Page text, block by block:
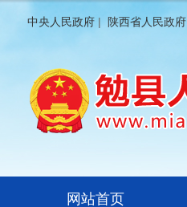
中央人民政府 | 陕西省人民政府
网站首页